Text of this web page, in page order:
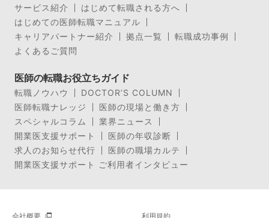
サービス紹介
はじめて転職される方へ
はじめての医師転職マニュアル
キャリアパートナー紹介
拠点一覧
転職成功事例
よくあるご質問
医師の転職お役立ちガイド
転職ノウハウ
DOCTOR’S COLUMN
医師転職ナレッジ
医師の現場と働き方
スペシャルコラム
業界ニュース
開業医支援サポート
医師の年収診断
求人のお知らせ代行
医師の職場カルテ
開業医支援サポート ご利用者インタビュー
会社概要 利用規約